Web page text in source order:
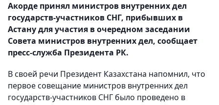
Акорде принял министров внутренних дел
государств-участников СНГ, прибывших в
Астану для участия в очередном заседании
Совета министров внутренних дел, сообщает
пресс-служба Президента РК.
В своей речи Президент Казахстана напомнил, что
первое совещание министров внутренних дел
государств-участников СНГ было проведено в